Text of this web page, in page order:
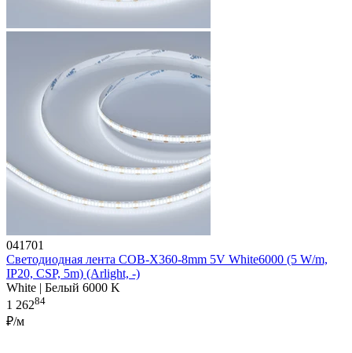
041701
Светодиодная лента COB-X360-8mm 5V White6000 (5 W/m,
IP20, CSP, 5m) (Arlight, -)
White | Белый 6000 K
1 26284
₽/м